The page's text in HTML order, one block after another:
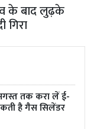
के बाद लुढ़के
तक करा लें ई-
है गैस सिलेंडर